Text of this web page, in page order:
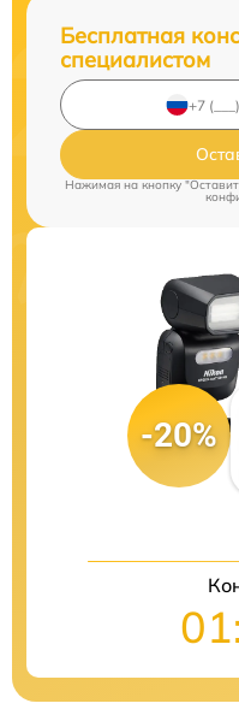
Бесплатная
специалистом
Нажимая на кнопку
-20%